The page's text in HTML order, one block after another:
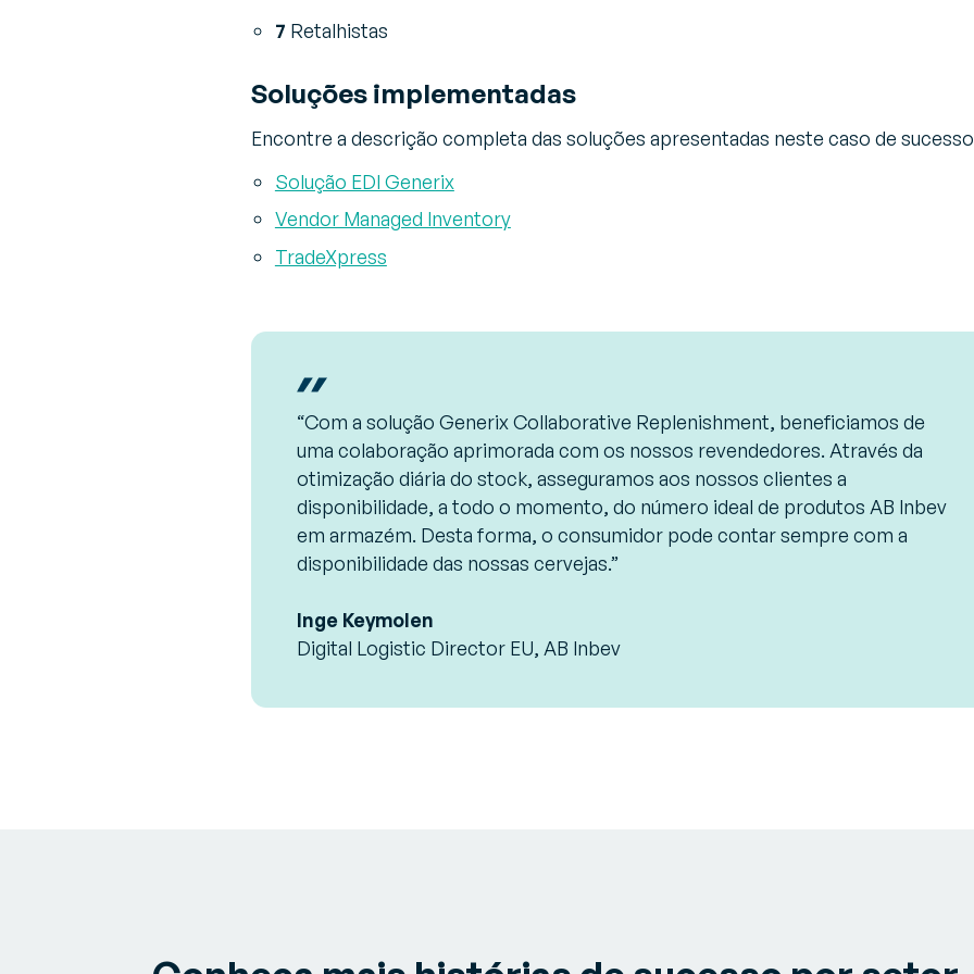
7 Retalhistas
Soluções implementadas
Encontre a descrição completa das soluções apresentadas neste caso de sucesso
Solução EDI Generix
Vendor Managed Inventory
TradeXpress
“Com a solução Generix Collaborative Replenishment, beneficiamos de
uma colaboração aprimorada com os nossos revendedores. Através da
otimização diária do stock, asseguramos aos nossos clientes a
disponibilidade, a todo o momento, do número ideal de produtos AB Inbev
em armazém. Desta forma, o consumidor pode contar sempre com a
disponibilidade das nossas cervejas.”
Inge Keymolen
Digital Logistic Director EU, AB Inbev